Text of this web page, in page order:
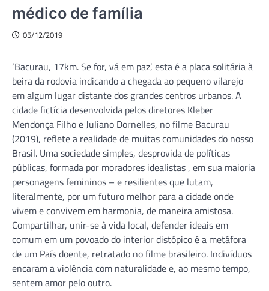
médico de família
05/12/2019
‘Bacurau, 17km. Se for, vá em paz’, esta é a placa solitária à
beira da rodovia indicando a chegada ao pequeno vilarejo
em algum lugar distante dos grandes centros urbanos. A
cidade fictícia desenvolvida pelos diretores Kleber
Mendonça Filho e Juliano Dornelles, no filme Bacurau
(2019), reflete a realidade de muitas comunidades do nosso
Brasil. Uma sociedade simples, desprovida de políticas
públicas, formada por moradores idealistas , em sua maioria
personagens femininos – e resilientes que lutam,
literalmente, por um futuro melhor para a cidade onde
vivem e convivem em harmonia, de maneira amistosa.
Compartilhar, unir-se à vida local, defender ideais em
comum em um povoado do interior distópico é a metáfora
de um País doente, retratado no filme brasileiro. Indivíduos
encaram a violência com naturalidade e, ao mesmo tempo,
sentem amor pelo outro.